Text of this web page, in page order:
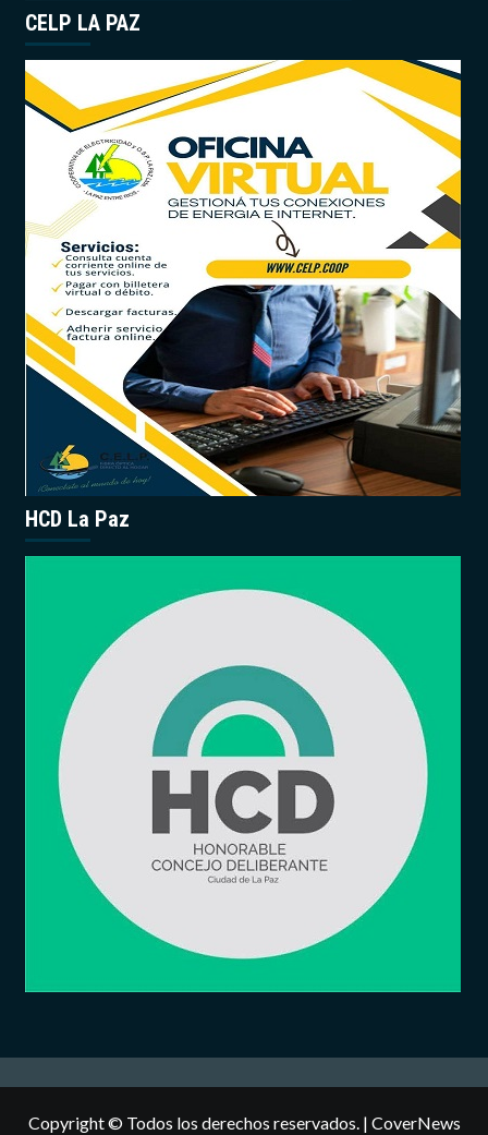
CELP LA PAZ
HCD La Paz
Copyright © Todos los derechos reservados. | CoverNews